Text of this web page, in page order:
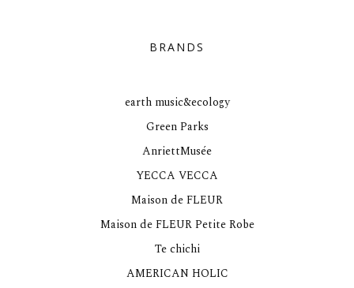
BRANDS
earth music&ecology
Green Parks
AnriettMusée
YECCA VECCA
Maison de FLEUR
Maison de FLEUR Petite Robe
Te chichi
AMERICAN HOLIC